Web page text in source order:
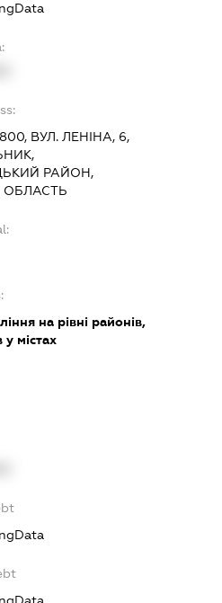
ВУЛ. ЛЕНІНА, 6,
РАЙОН,
ОБЛАСТЬ
на рівні районів,
у містах